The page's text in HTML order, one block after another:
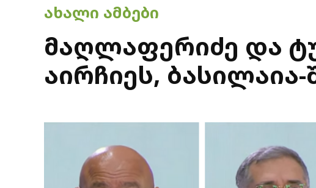
POSTED
ᲐᲮᲐᲚᲘ ᲐᲛᲑᲔᲑᲘ
მაღლაფერიძე და
აირჩიეს,